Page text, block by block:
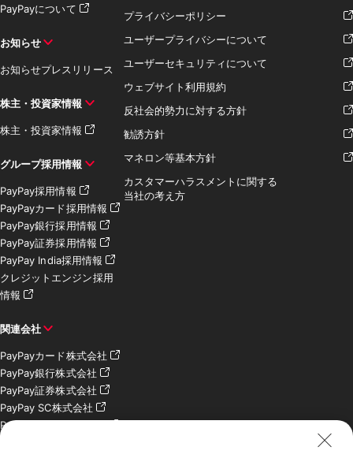
PayPayについて
お知らせ
お知らせプレスリリース
株主・投資家情報
株主・投資家情報
グループ採用情報
PayPay採用情報
PayPayカード採用情報
PayPay銀行採用情報
PayPay証券採用情報
PayPay India採用情報
クレジットエンジン採用
情報
関連会社
PayPayカード株式会社
PayPay銀行株式会社
PayPay証券株式会社
PayPay SC株式会社
PayPay India Pvt. Ltd.
プライバシーポリシー
ユーザープライバシーについて
ユーザーセキュリティについて
ウェブサイト利用規約
反社会的勢力に対する方針
勧誘方針
マネロン等基本方針
カスタマーハラスメントに関する
当社の考え方